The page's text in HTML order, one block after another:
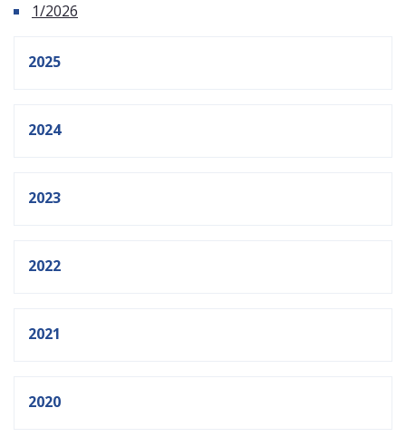
1/2026
2025
2024
2023
2022
2021
2020